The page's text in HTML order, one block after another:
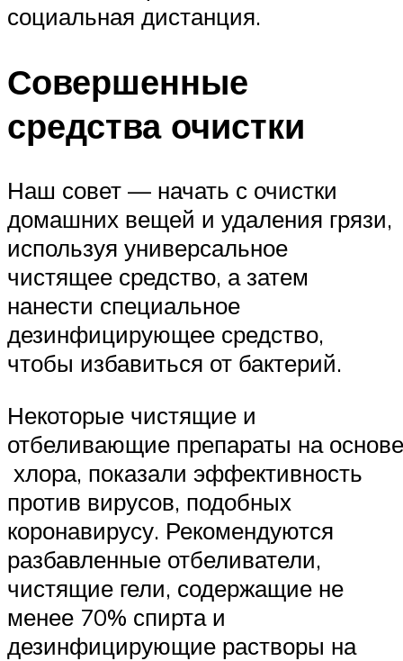
социальная дистанция.
Совершенные
средства очистки
Наш совет — начать с очистки
домашних вещей и удаления грязи,
используя универсальное
чистящее средство, а затем
нанести специальное
дезинфицирующее средство,
чтобы избавиться от бактерий.
Некоторые чистящие и
отбеливающие препараты на основе
хлора, показали эффективность
против вирусов, подобных
коронавирусу. Рекомендуются
разбавленные отбеливатели,
чистящие гели, содержащие не
менее 70% спирта и
дезинфицирующие растворы на